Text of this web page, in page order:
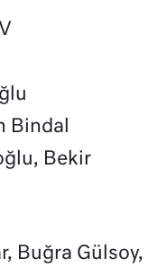
Bindal
Bekir
Buğra Gülsoy,